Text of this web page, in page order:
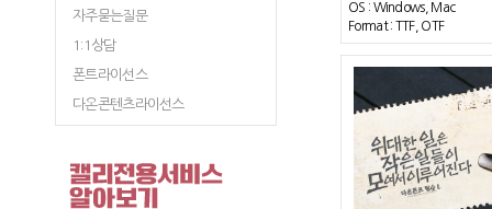
자주묻는질문
1:1상담
폰트라이선스
다온콘텐츠라이선스
OS : Windows, Mac
Format : TTF, OTF